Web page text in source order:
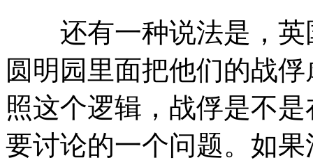
还有一种说法是，英
圆明园里面把他们的战
照这个逻辑，战俘是不
要讨论的一个问题。如